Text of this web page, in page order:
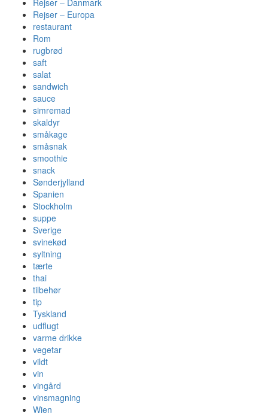
Rejser – Danmark
Rejser – Europa
restaurant
Rom
rugbrød
saft
salat
sandwich
sauce
simremad
skaldyr
småkage
småsnak
smoothie
snack
Sønderjylland
Spanien
Stockholm
suppe
Sverige
svinekød
syltning
tærte
thai
tilbehør
tip
Tyskland
udflugt
varme drikke
vegetar
vildt
vin
vingård
vinsmagning
Wien